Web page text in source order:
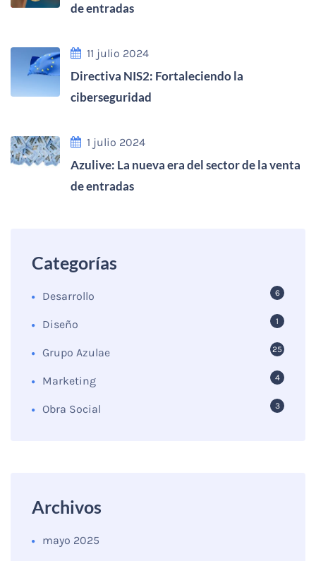
de entradas
11 julio 2024
Directiva NIS2: Fortaleciendo la
ciberseguridad
1 julio 2024
Azulive: La nueva era del sector de la venta
de entradas
Categorías
Desarrollo 6
Diseño 1
Grupo Azulae 25
Marketing 4
Obra Social 3
Archivos
mayo 2025